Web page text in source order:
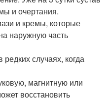
и очертания.
и кремы, которые
наружную часть
случаях, когда
магнитную или
восстановить